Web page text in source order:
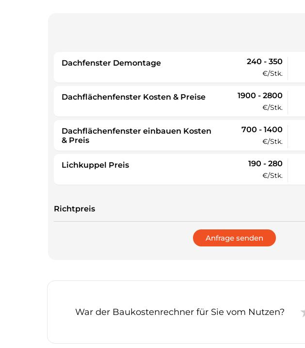
Dachfenster Demontage 240 - 350
€/Stk.
Dachflächenfenster Kosten & Preise 1900 - 2800
€/Stk.
Dachflächenfenster einbauen Kosten
& Preis
700 - 1400
€/Stk.
Lichkuppel Preis 190 - 280
€/Stk.
Richtpreis
Anfrage senden
War der Baukostenrechner für Sie vom Nutzen?